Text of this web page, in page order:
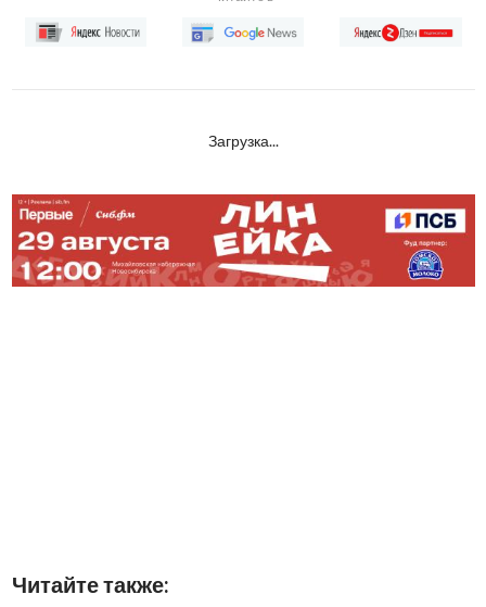
Загрузка...
Читайте также: